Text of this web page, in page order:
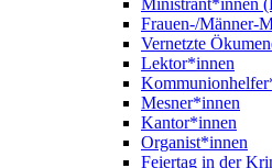
Ministrant*innen
Frauen-/Männer-
Vernetzte
Lektor*innen
Mesner*innen
Kantor*innen
Organist*innen
Feiertag in der